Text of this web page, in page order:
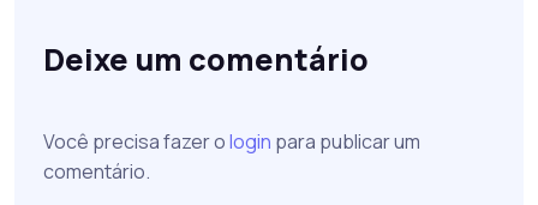
Deixe um comentário
Você precisa fazer ologin para publicar um
comentário.